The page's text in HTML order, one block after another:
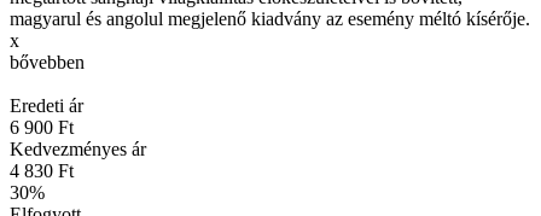
magyarul és angolul megjelenő kiadvány az esemény méltó kísérője.
x
bővebben
Eredeti ár
6 900 Ft
Kedvezményes ár
4 830 Ft
30%